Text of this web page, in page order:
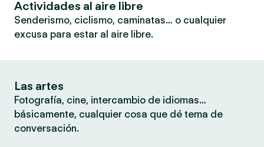
Actividades al aire libre
Senderismo, ciclismo, caminatas… o cualquier
excusa para estar al aire libre.
Las artes
Fotografía, cine, intercambio de idiomas…
básicamente, cualquier cosa que dé tema de
conversación.